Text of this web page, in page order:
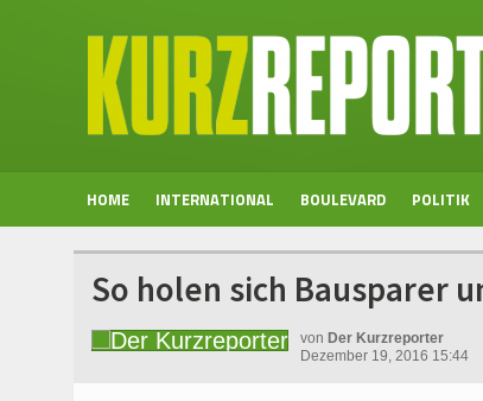
HOME INTERNATIONAL BOULEVARD POLITIK
So holen sich Bausparer
von Der Kurzreporter
Dezember 19, 2016 15:44